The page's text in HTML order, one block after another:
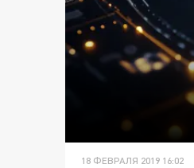
18 ФЕВРАЛЯ 2019 16:02